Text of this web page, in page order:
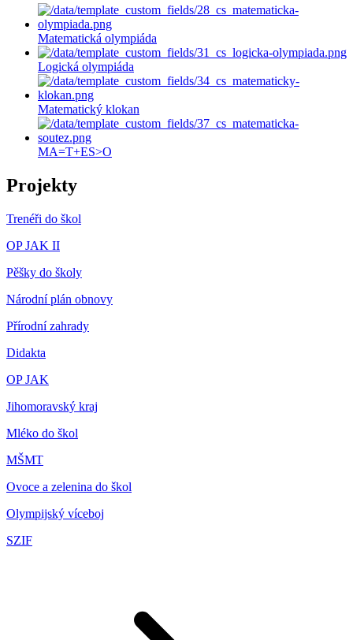
Matematická olympiáda
Logická olympiáda
Matematický klokan
MA=T+ES>O
Projekty
Trenéři do škol
OP JAK II
Pěšky do školy
Národní plán obnovy
Přírodní zahrady
Didakta
OP JAK
Jihomoravský kraj
Mléko do škol
MŠMT
Ovoce a zelenina do škol
Olympijský víceboj
SZIF